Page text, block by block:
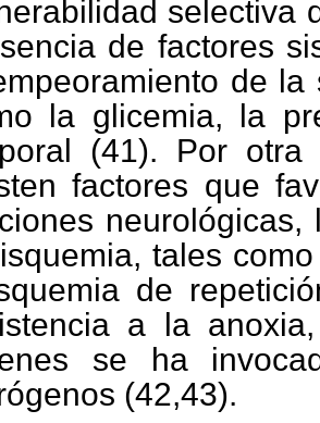
selectiva
de factores
de
la glicemia, la
(41). Por
factores que
tales
de
a la
se ha
(42,43).